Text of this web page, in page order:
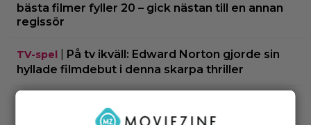
bästa filmer fyller 20 – gick nästan till en annan
regissör
TV-spel
På tv ikväll: Edward Norton gjorde sin
hyllade filmdebut i denna skarpa thriller
försenas – släpps 2027